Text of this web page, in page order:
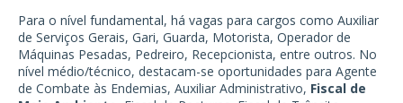
Para o nível fundamental, há vagas para cargos como Auxiliar
de Serviços Gerais, Gari, Guarda, Motorista, Operador de
Máquinas Pesadas, Pedreiro, Recepcionista, entre outros. No
nível médio/técnico, destacam-se oportunidades para Agente
de Combate às Endemias, Auxiliar Administrativo, Fiscal de